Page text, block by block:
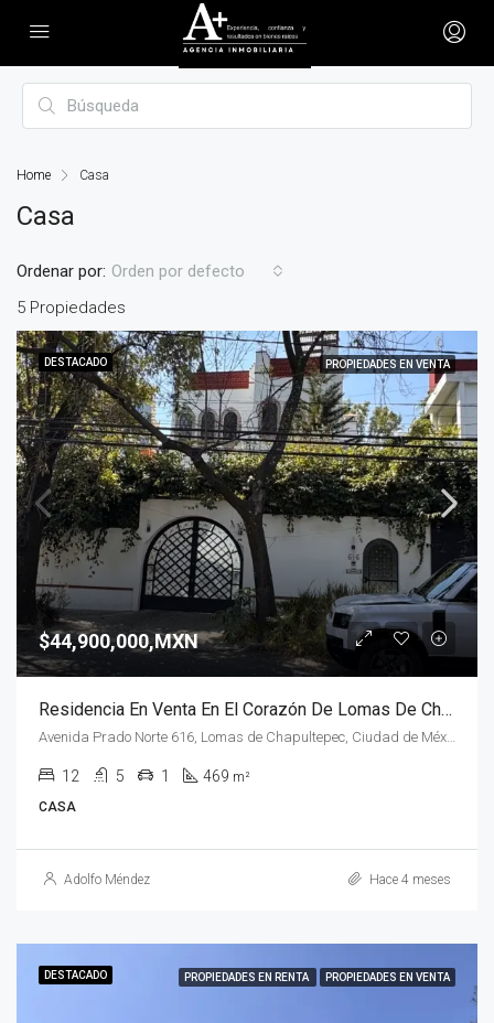
Home Casa
Casa
5 Propiedades
Ordenar por: Orden por defecto
DESTACADO PROPIEDADES EN VENTA
$44,900,000,MXN
Residencia En Venta En El Corazón De Lomas De Chapultepec
12 5 1 469 m²
CASA
Adolfo Méndez Hace 4 meses
DESTACADO PROPIEDADES EN RENTA PROPIEDADES EN VENTA